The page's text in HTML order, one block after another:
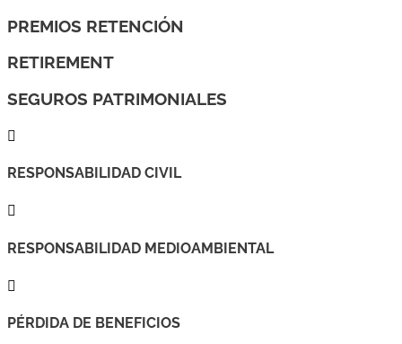
PREMIOS RETENCIÓN
RETIREMENT
SEGUROS PATRIMONIALES

RESPONSABILIDAD CIVIL

RESPONSABILIDAD MEDIOAMBIENTAL

PÉRDIDA DE BENEFICIOS